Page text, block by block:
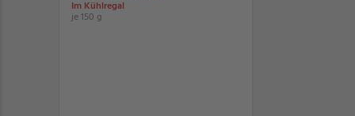
Im Kühlregal
je 150 g